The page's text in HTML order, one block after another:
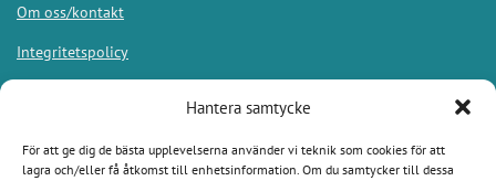
Hantera samtycke
För att ge dig de bästa upplevelserna använder vi teknik som cookies för att
lagra och/eller få åtkomst till enhetsinformation. Om du samtycker till dessa
Om oss/kontakt
Integritetspolicy
Appar